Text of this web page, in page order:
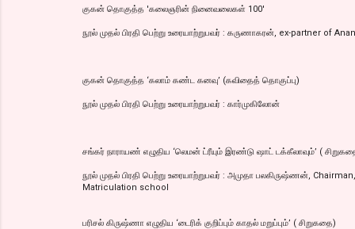
குகன் தொகுத்த 'கலைஞரின் நினைவலைகள் 100'
நூல் முதல் பிரதி பெற்று உரையாற்றுபவர் : கருணாகரன், ex-partner of
குகன் தொகுத்த ‘கலாம் கண்ட கனவு’ (கவிதைத் தொகுப்பு)
நூல் முதல் பிரதி பெற்று உரையாற்றுபவர் : கார்முகிலோன்
சங்கர் நாராயண் எழுதிய ‘லெமன் ட்ரீயும் இரண்டு ஷாட் டக்கீலாவும்’ (
நூல் முதல் பிரதி பெற்று உரையாற்றுபவர் : அமுதா பலகிருஷ்ணன்,
Matriculation school
பரிசல் கிருஷ்ணா எழுதிய ‘டைரிக் குறிப்பும் காதல் மறுப்பும்’ ( சிறுகதை)